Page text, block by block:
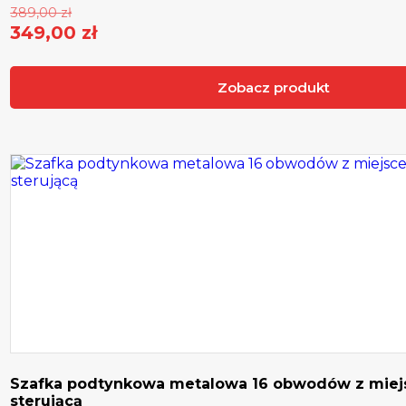
389,00złPierwotna
cena
349,00 zł
cena
Zobacz produkt
Szafka podtynkowa metalowa 16 obwodów z
sterującą